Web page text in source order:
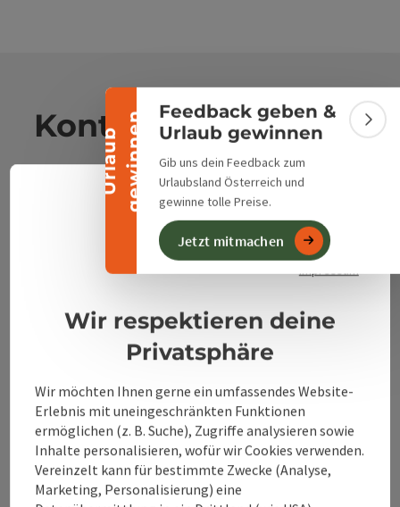
U
r
l
a
u
b
g
e
w
i
n
n
en
Banner einklappen
Feedback geben &
Urlaub gewinnen
Gib uns dein Feedback zum
Urlaubsland Österreich und
gewinne tolle Preise.
Jetzt mitmachen
Kontakt
Alpenland Tourismus GmbH
4580 Windischgarsten
+43 50 360 360 360
info@360alpenland.com
InstagramFacebookYouTube
Datenschutzerklärung
Impressum
Wir respektieren deine
Privatsphäre
Wir möchten Ihnen gerne ein umfassendes Website-
Erlebnis mit uneingeschränkten Funktionen
ermöglichen (z. B. Suche), Zugriffe analysieren sowie
Inhalte personalisieren, wofür wir Cookies verwenden.
Vereinzelt kann für bestimmte Zwecke (Analyse,
Marketing, Personalisierung) eine